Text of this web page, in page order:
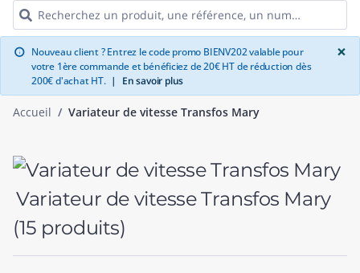
info Nouveau client ? Entrez le code promo BIENV202 valable pour
votre 1ère commande et bénéficiez de 20€ HT de réduction dès
200€ d'achat HT. | En savoir plus
×
Accueil Variateur de vitesse Transfos Mary
Variateur de vitesse Transfos Mary
(15 produits)